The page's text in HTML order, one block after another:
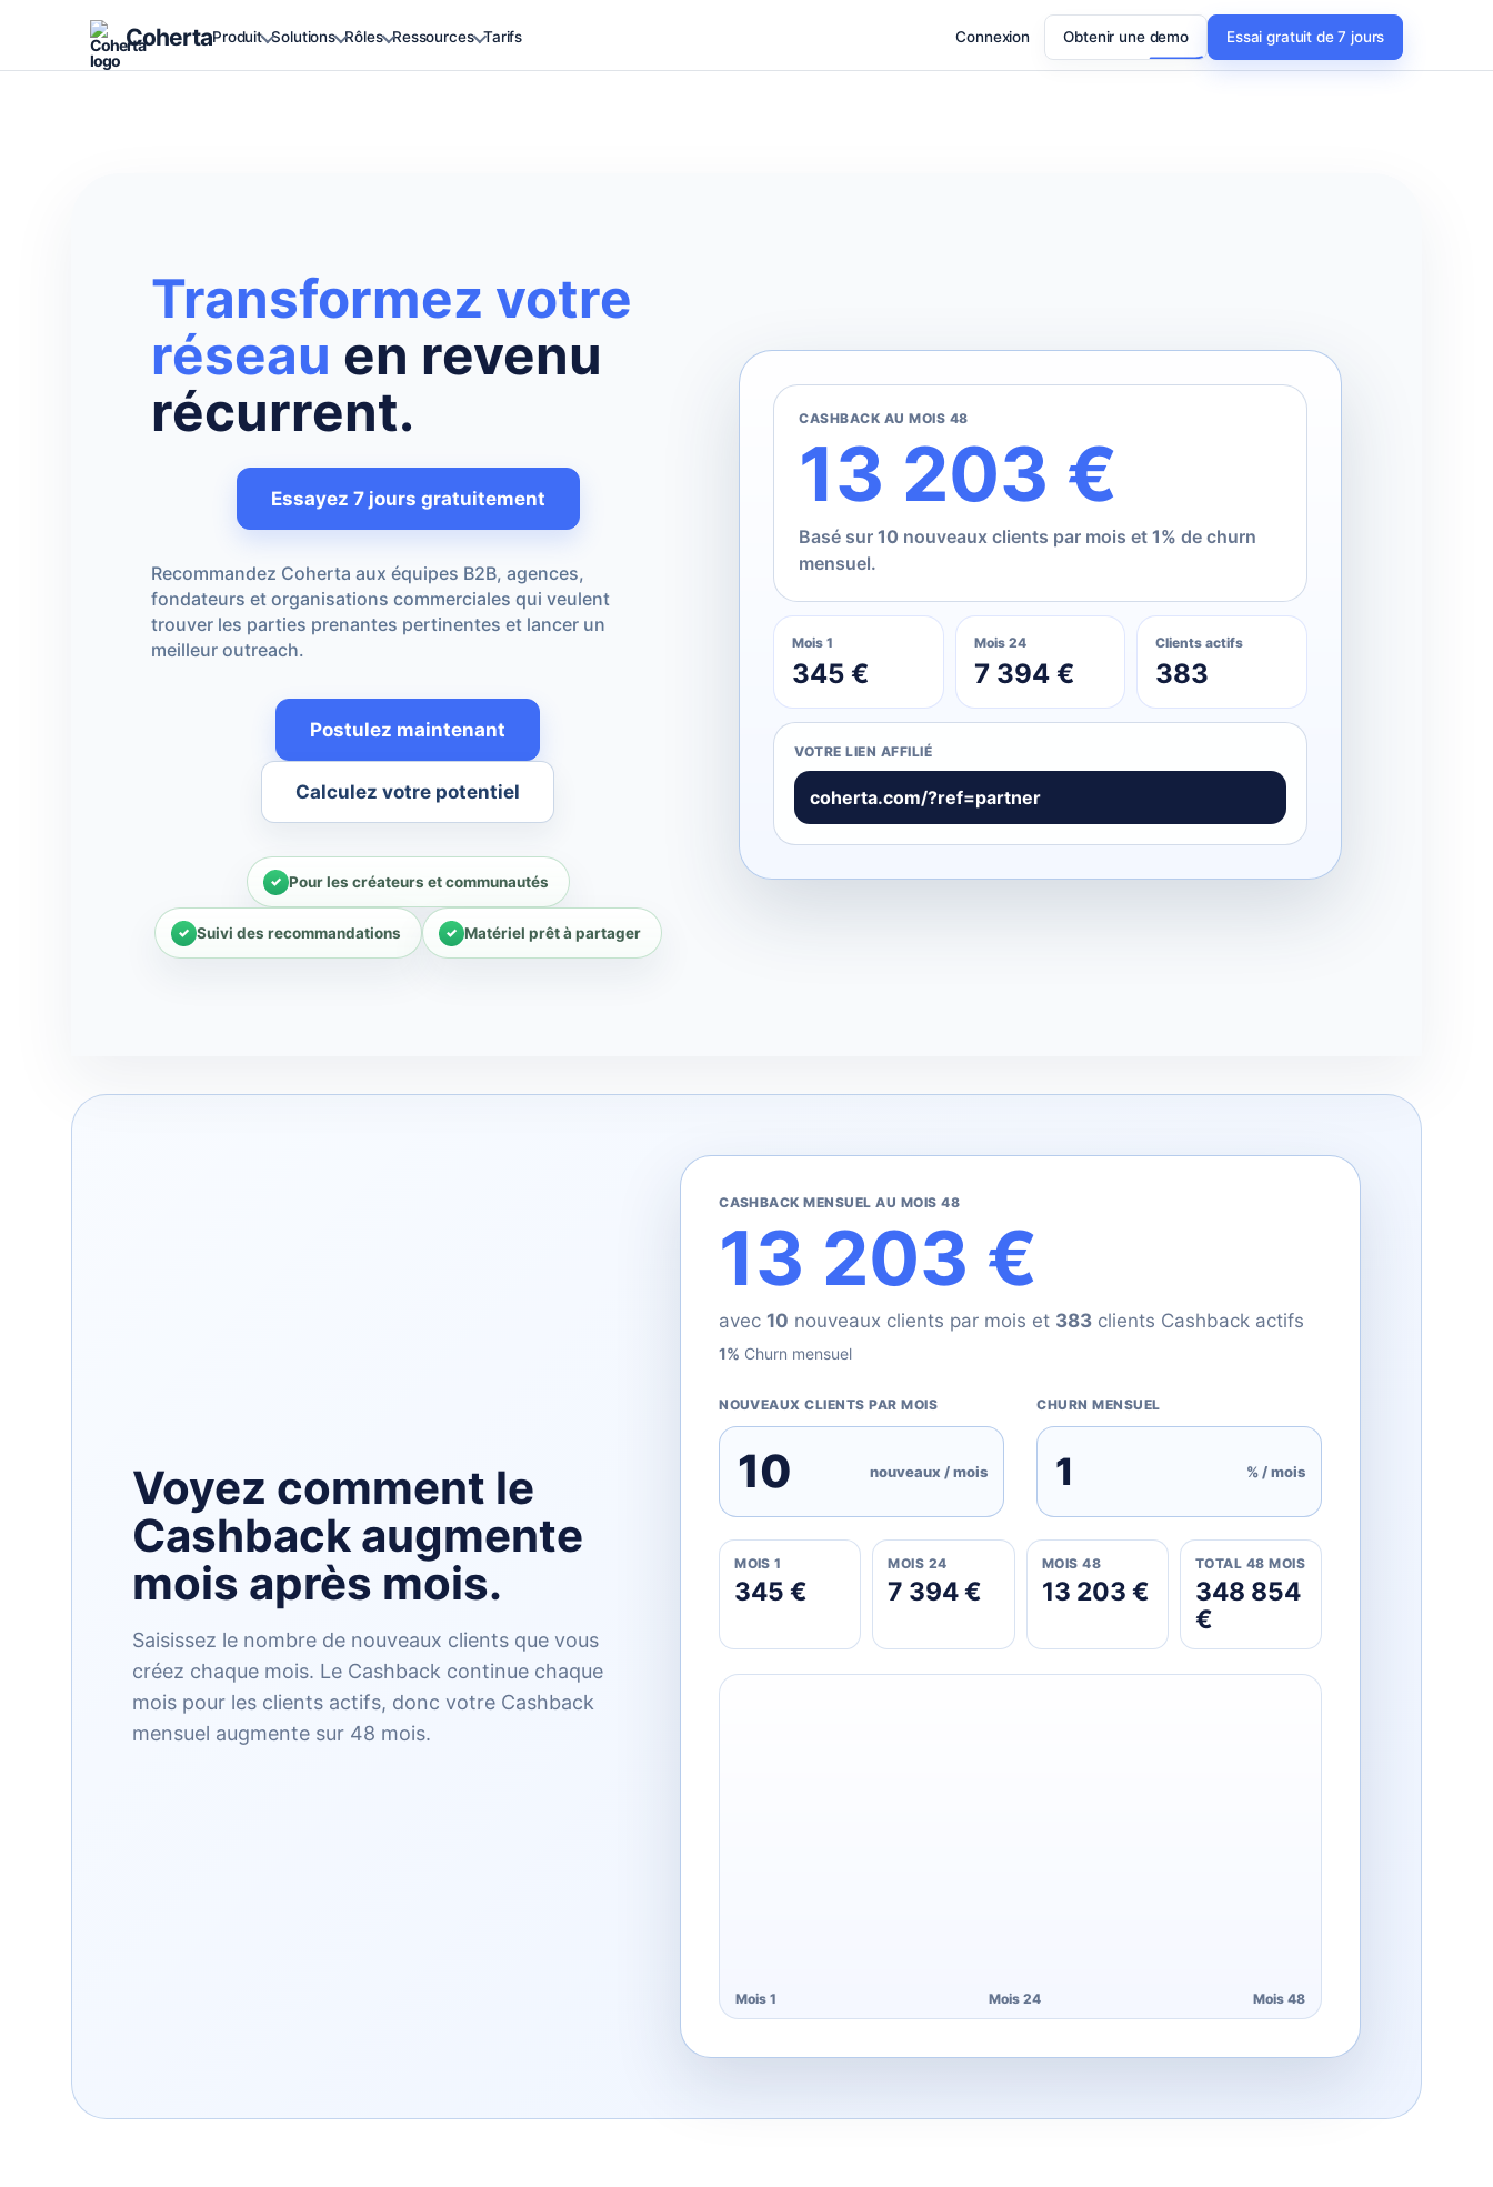
CohertaProduit Solutions Rôles Ressources Tarifs Connexion Obtenir une demo Essai gratuit de 7 jours
Transformez votre
réseau en revenu
récurrent.
Essayez 7 jours gratuitement
Recommandez Coherta aux équipes B2B, agences,
fondateurs et organisations commerciales qui veulent
trouver les parties prenantes pertinentes et lancer un
meilleur outreach.
Postulez maintenant
Calculez votre potentiel
Pour les créateurs et communautés
Suivi des recommandations Matériel prêt à partager
CASHBACK AU MOIS 48
13 203 €
Basé sur10 nouveaux clients par mois et1% de churn
mensuel.
Mois 1
345 €
Mois 24
7 394 €
Clients actifs
383
VOTRE LIEN AFFILIÉ
coherta.com/?ref=partner
Voyez comment le
Cashback augmente
mois après mois.
Saisissez le nombre de nouveaux clients que vous
créez chaque mois. Le Cashback continue chaque
mois pour les clients actifs, donc votre Cashback
mensuel augmente sur 48 mois.
CASHBACK MENSUEL AU MOIS 48
13 203 €
avec 10 nouveaux clients par mois et 383 clients Cashback actifs
1% Churn mensuel
NOUVEAUX CLIENTS PAR MOIS
nouveaux / mois
CHURN MENSUEL
% / mois
MOIS 1
345 €
MOIS 24
7 394 €
MOIS 48
13 203 €
TOTAL 48 MOIS
348 854
€
Mois 1 Mois 24 Mois 48